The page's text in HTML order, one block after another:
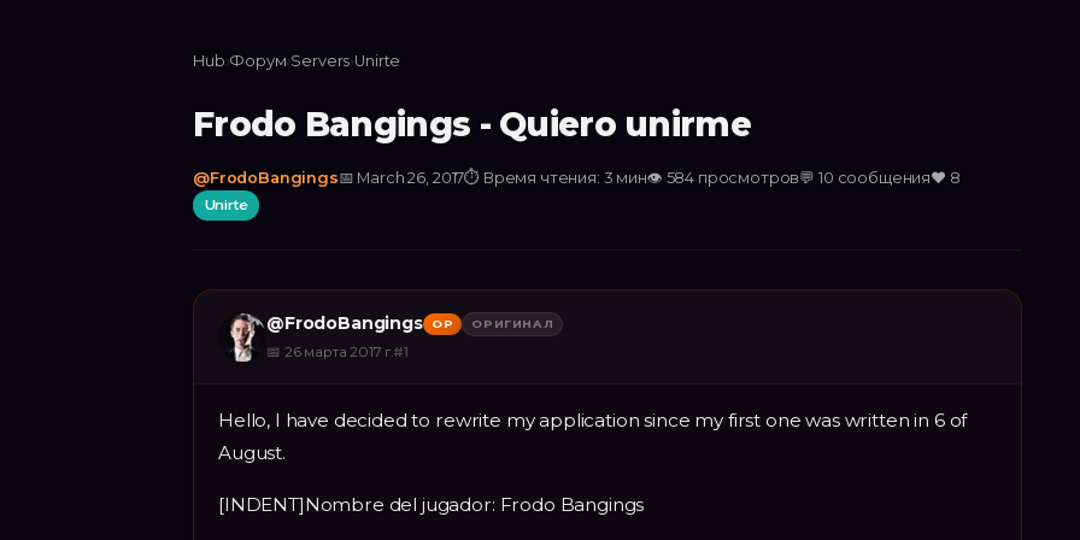
Hub›Форум›Servers›Unirte
Frodo Bangings - Quiero unirme
@FrodoBangings📅 March 26, 2017⏱ Время чтения: 3 мин👁 584 просмотров💬10 сообщения❤️ 8
Unirte
@FrodoBangings OP ОРИГИНАЛ
📅 26 марта 2017 г.#1
Hello, I have decided to rewrite my application since my first one was written in 6 of
August.
[INDENT]Nombre del jugador: Frodo Bangings